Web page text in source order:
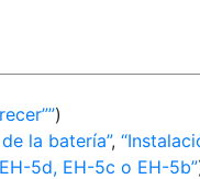
)
la batería ,
5d, EH-5c o EH-5b